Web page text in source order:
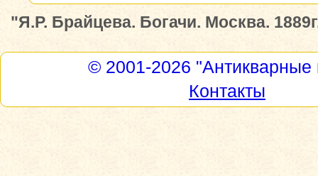
"Я.Р. Брайцева. Богачи. Москва.
© 2001-2026 "Антикварные
Контакты